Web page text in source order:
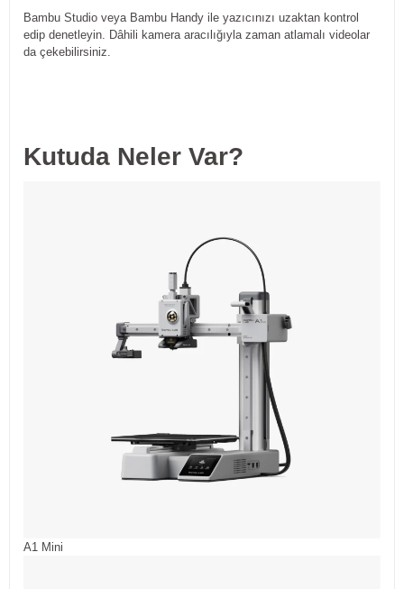
Bambu Studio veya Bambu Handy ile yazıcınızı uzaktan kontrol
edip denetleyin. Dâhili kamera aracılığıyla zaman atlamalı videolar
da çekebilirsiniz.
Kutuda Neler Var?
A1 Mini